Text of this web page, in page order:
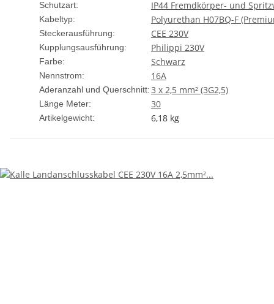
Schutzart: IP44 Fremdkörper- und
Kabeltyp: Polyurethan H07BQ-F
Steckerausführung: CEE 230V
Kupplungsausführung: Philippi 230V
Farbe: Schwarz
Nennstrom: 16A
Aderanzahl und Querschnitt:3 x 2,5 mm² (3G2,5)
Länge Meter: 30
Artikelgewicht: 6,18 kg